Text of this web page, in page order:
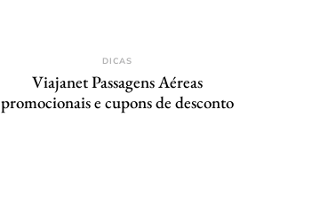
DICAS
Viajanet Passagens Aéreas
promocionais e cupons de desconto